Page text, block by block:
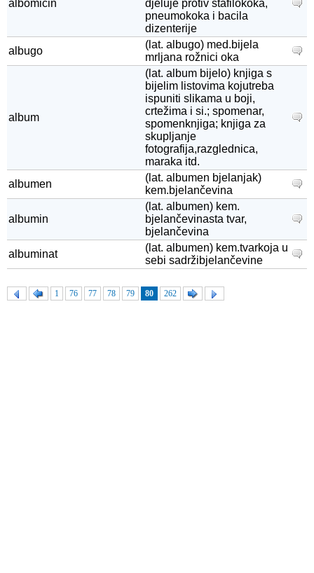
albomicin
djeluje protiv stafilokoka,
pneumokoka i bacila
dizenterije
albugo
(lat. albugo) med.bijela
mrljana rožnici oka
album
(lat. album bijelo) knjiga s
bijelim listovima kojutreba
ispuniti slikama u boji,
crtežima i si.; spomenar,
spomenknjiga; knjiga za
skupljanje
fotografija,razglednica,
maraka itd.
albumen
(lat. albumen bjelanjak)
kem.bjelančevina
albumin
(lat. albumen) kem.
bjelančevinasta tvar,
bjelančevina
albuminat
(lat. albumen) kem.tvarkoja u
sebi sadržibjelančevine
1 76 77 78 79 80 262